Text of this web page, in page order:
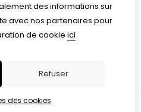
des informations sur
avec nos partenaires pour
de cookie ici
Refuser
des cookies